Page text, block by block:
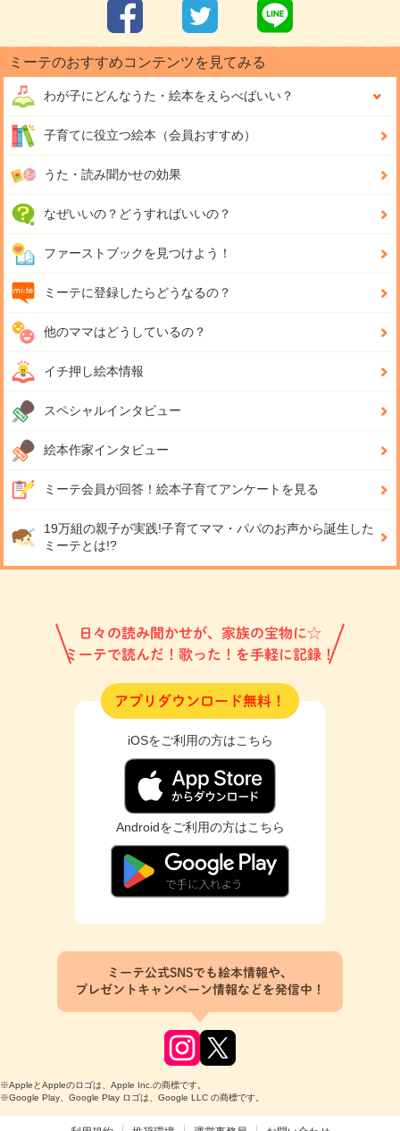
ミーテのおすすめコンテンツを見てみる
わが子にどんなうた・絵本をえらべばいい？
子育てに役立つ絵本（会員おすすめ）
うた・読み聞かせの効果
なぜいいの？どうすればいいの？
ファーストブックを見つけよう！
ミーテに登録したらどうなるの？
他のママはどうしているの？
イチ押し絵本情報
スペシャルインタビュー
絵本作家インタビュー
ミーテ会員が回答！ 絵本子育てアンケートを見る
19万組の親子が実践!子育てママ・パパのお声から誕生した
ミーテとは!?
日々の読み聞かせが、家族の宝物に☆
ミーテで読んだ！歌った！を手軽に記録！
アプリダウンロード無料！
iOSをご利用の方はこちら
Androidをご利用の方はこちら
ミーテ公式SNSでも絵本情報や、
プレゼントキャンペーン情報などを発信中！
※AppleとAppleのロゴは、Apple Inc.の商標です。
※Google Play、Google Play ロゴは、Google LLC の商標です。